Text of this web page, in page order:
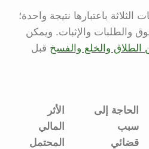
باعتبارها نتيجة واحدة؛
والطلبات والإثبات. ويمكن
الطلاق والخلع والفسخ قبل
الحاجة إلى
سبب
قضائي
الأثر
المالي
المحتمل